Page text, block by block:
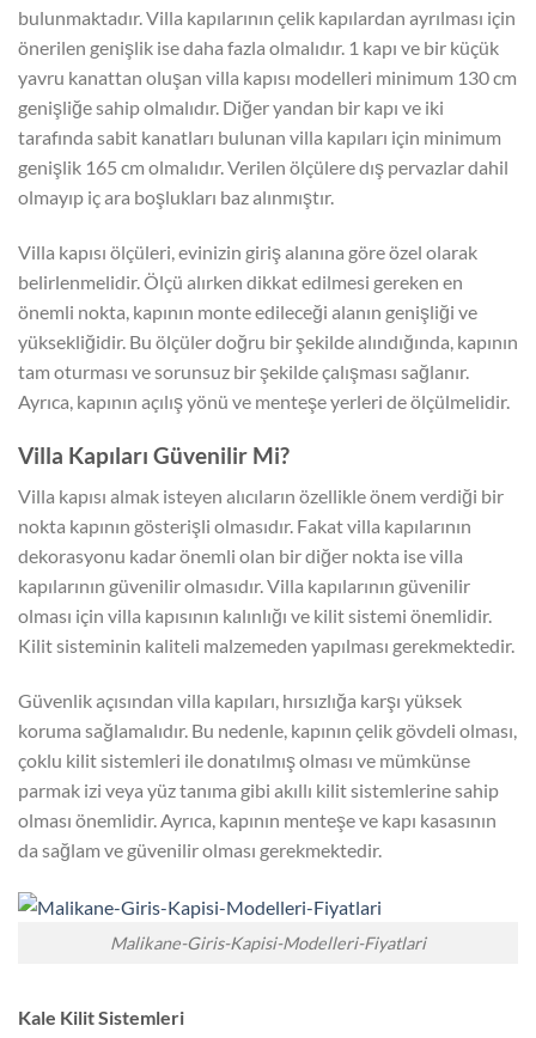
bulunmaktadır. Villa kapılarının çelik kapılardan ayrılması için
önerilen genişlik ise daha fazla olmalıdır. 1 kapı ve bir küçük
yavru kanattan oluşan villa kapısı modelleri minimum 130 cm
genişliğe sahip olmalıdır. Diğer yandan bir kapı ve iki
tarafında sabit kanatları bulunan villa kapıları için minimum
genişlik 165 cm olmalıdır. Verilen ölçülere dış pervazlar dahil
olmayıp iç ara boşlukları baz alınmıştır.
Villa kapısı ölçüleri, evinizin giriş alanına göre özel olarak
belirlenmelidir. Ölçü alırken dikkat edilmesi gereken en
önemli nokta, kapının monte edileceği alanın genişliği ve
yüksekliğidir. Bu ölçüler doğru bir şekilde alındığında, kapının
tam oturması ve sorunsuz bir şekilde çalışması sağlanır.
Ayrıca, kapının açılış yönü ve menteşe yerleri de ölçülmelidir.
Villa Kapıları Güvenilir Mi?
Villa kapısı almak isteyen alıcıların özellikle önem verdiği bir
nokta kapının gösterişli olmasıdır. Fakat villa kapılarının
dekorasyonu kadar önemli olan bir diğer nokta ise villa
kapılarının güvenilir olmasıdır. Villa kapılarının güvenilir
olması için villa kapısının kalınlığı ve kilit sistemi önemlidir.
Kilit sisteminin kaliteli malzemeden yapılması gerekmektedir.
Güvenlik açısından villa kapıları, hırsızlığa karşı yüksek
koruma sağlamalıdır. Bu nedenle, kapının çelik gövdeli olması,
çoklu kilit sistemleri ile donatılmış olması ve mümkünse
parmak izi veya yüz tanıma gibi akıllı kilit sistemlerine sahip
olması önemlidir. Ayrıca, kapının menteşe ve kapı kasasının
da sağlam ve güvenilir olması gerekmektedir.
Malikane-Giris-Kapisi-Modelleri-Fiyatlari
Kale Kilit Sistemleri